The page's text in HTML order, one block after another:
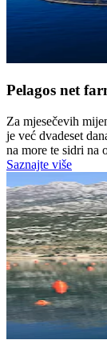
Pelagos net
Za mjesečevih
je već dvadeset
na more te sidri na
Saznajte više